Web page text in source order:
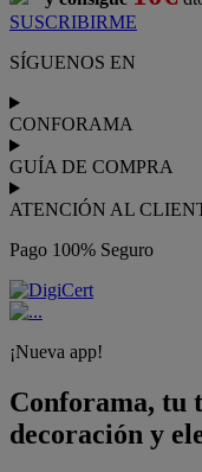
SUSCRIBIRME
SÍGUENOS EN
CONFORAMA
GUÍA DE COMPRA
ATENCIÓN AL
Pago 100% Seguro
¡Nueva app!
Conforama, tu
decoración y